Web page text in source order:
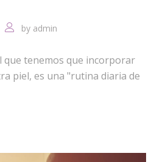
by admin
que tenemos que incorporar
piel, es una "rutina diaria de